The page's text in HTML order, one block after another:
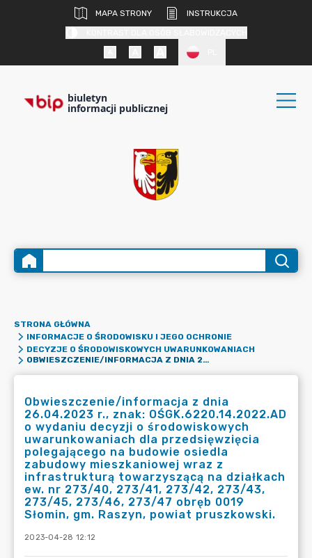
MAPA STRONY
INSTRUKCJA
biuletyn
informacji publicznej
STRONA GŁÓWNA
INFORMACJE O ŚRODOWISKU I JEGO OCHRONIE
DECYZJE O ŚRODOWISKOWYCH UWARUNKOWANIACH
OBWIESZCZENIE/INFORMACJA Z DNIA 26.04.2023 R., ZNAK: OŚGK.6220.14.2022.AD O WYDANIU DECYZJI O ŚRODOWISKOWYCH UWARUNKOWANIACH DLA PRZEDSIĘWZIĘCIA POLEGAJĄCEGO NA BUDOWIE OSIEDLA ZABUDOWY MIESZKANIOWEJ WRAZ Z INFRASTRUKTURĄ TOWARZYSZĄCĄ NA DZIAŁKACH EW. NR 273/40, 273/41, 273/42, 273/43, 273/45, 273/46, 273/47 OBRĘB 0019 SŁOMIN, GM. RASZYN, POWIAT PRUSZKOWSKI.
Obwieszczenie/informacja z dnia
26.04.2023 r., znak: OŚGK.6220.14.2022.AD
o wydaniu decyzji o środowiskowych
uwarunkowaniach dla przedsięwzięcia
polegającego na budowie osiedla
zabudowy mieszkaniowej wraz z
infrastrukturą towarzyszącą na działkach
ew. nr 273/40, 273/41, 273/42, 273/43,
273/45, 273/46, 273/47 obręb 0019
Słomin, gm. Raszyn, powiat pruszkowski.
2023-04-28 12:12